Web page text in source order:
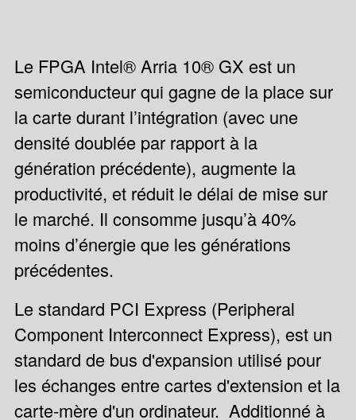
Le FPGA Intel® Arria 10® GX est un
semiconducteur qui gagne de la place sur
la carte durant l’intégration (avec une
densité doublée par rapport à la
génération précédente), augmente la
productivité, et réduit le délai de mise sur
le marché. Il consomme jusqu’à 40%
moins d’énergie que les générations
précédentes.
Le standard PCI Express (Peripheral
Component Interconnect Express), est un
standard de bus d'expansion utilisé pour
les échanges entre cartes d'extension et la
carte-mère d'un ordinateur. Additionné à